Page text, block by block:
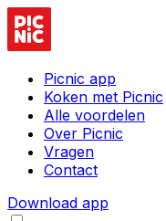
Picnic app
Koken met Picnic
Alle voordelen
Over Picnic
Vragen
Contact
Download app